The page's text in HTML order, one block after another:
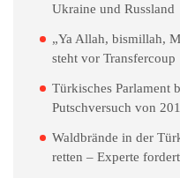
Ukraine und Russland
„Ya Allah, bismillah,
steht vor Transfercoup
Türkisches Parlament
Putschversuch von
Waldbrände in der
retten – Experte